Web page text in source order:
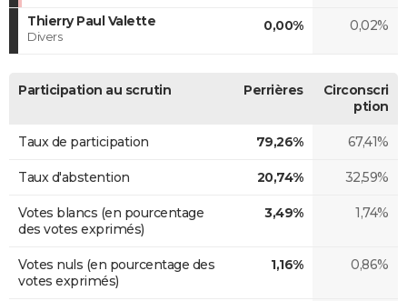
Thierry Paul Valette
Divers
0,00% 0,02%
Participation au scrutin Perrières
Circonscri
ption
Taux de participation 79,26% 67,41%
Taux d'abstention 20,74% 32,59%
Votes blancs (en pourcentage
des votes exprimés)
3,49% 1,74%
Votes nuls (en pourcentage des
votes exprimés)
1,16% 0,86%